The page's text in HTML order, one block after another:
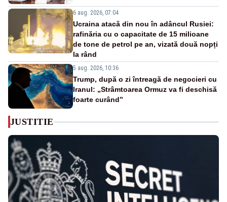
6 aug. 2026, 07:04
Ucraina atacă din nou în adâncul Rusiei:
rafinăria cu o capacitate de 15 milioane
de tone de petrol pe an, vizată două nopți
la rând
5 aug. 2026, 10:36
Trump, după o zi întreagă de negocieri cu
Iranul: „Strâmtoarea Ormuz va fi deschisă
foarte curând”
JUSTITIE